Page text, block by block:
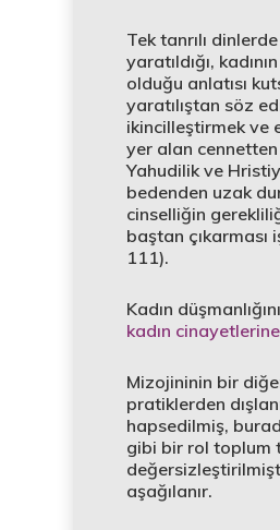
Tek tanrılı
yaratıldığı,
olduğu anlatısı
yaratılıştan söz
ikincilleştirmek ve
yer alan cennetten
Yahudilik ve
bedenden uzak
cinselliğin
baştan
111).
Kadın
kadın cinayetlerine
Mizojininin bir
pratiklerden
hapsedilmiş,
gibi bir rol toplum
aşağılanır.